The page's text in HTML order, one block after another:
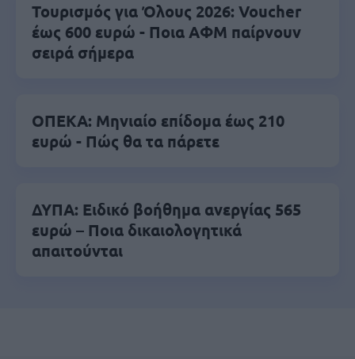
Τουρισμός για Όλους 2026: Voucher
έως 600 ευρώ - Ποια ΑΦΜ παίρνουν
σειρά σήμερα
ΟΠΕΚΑ: Μηνιαίο επίδομα έως 210
ευρώ - Πώς θα τα πάρετε
ΔΥΠΑ: Ειδικό βοήθημα ανεργίας 565
ευρώ – Ποια δικαιολογητικά
απαιτούνται